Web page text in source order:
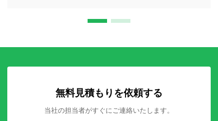
無料見積もりを依頼する
当社の担当者がすぐにご連絡いたします。